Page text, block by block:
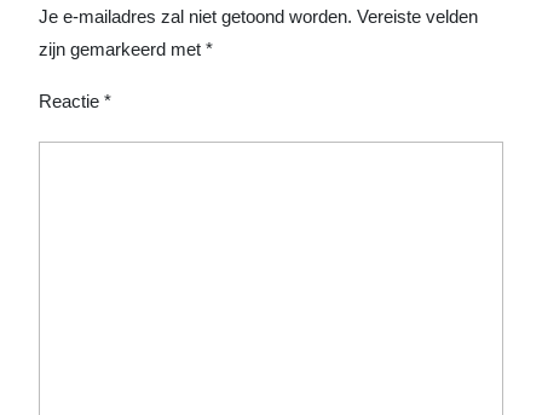
Je e-mailadres zal niet getoond worden. Vereiste velden
zijn gemarkeerd met *
Reactie *